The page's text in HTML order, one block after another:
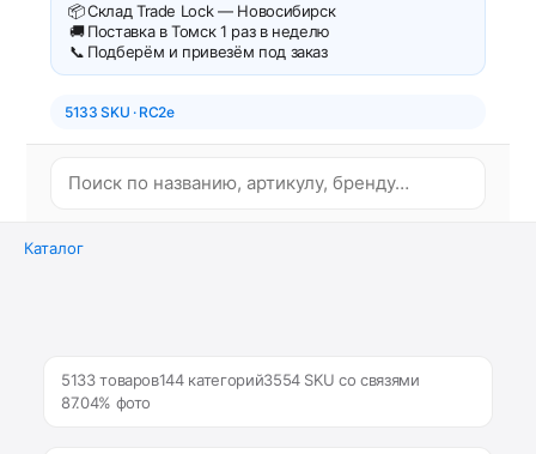
📦Склад Trade Lock — Новосибирск
🚚 Поставка в Томск 1 раз в неделю
📞 Подберём и привезём под заказ
5133 SKU · RC2e
Каталог
5133 товаров144 категорий3554 SKU со связями
87.04% фото